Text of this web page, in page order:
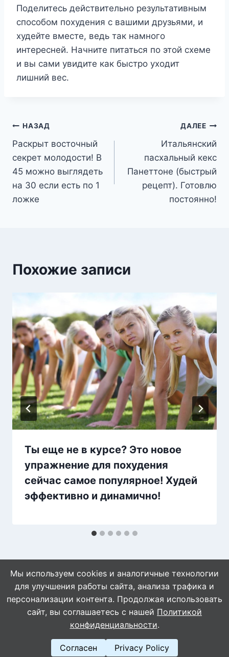
Поделитесь действительно результативным
способом похудения с вашими друзьями, и
худейте вместе, ведь так намного
интересней. Начните питаться по этой схеме
и вы сами увидите как быстро уходит
лишний вес.
Навигация
по
записям
НАЗАД
Раскрыт восточный
секрет молодости! В
45 можно выглядеть
на 30 если есть по 1
ложке
ДАЛЕЕ
Итальянский
пасхальный кекс
Панеттоне (быстрый
рецепт). Готовлю
постоянно!
Похожие записи
Ты еще не в курсе? Это новое
упражнение для похудения
сейчас самое популярное! Худей
эффективно и динамично!
© 2026 WebVinegret
Мы используем cookies и аналогичные технологии
для улучшения работы сайта, анализа трафика и
персонализации контента. Продолжая использовать
сайт, вы соглашаетесь с нашей Политикой
конфиденциальности.
Согласен Privacy Policy